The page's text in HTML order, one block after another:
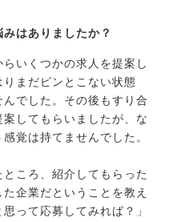
はありましたか？
いくつかの求人を提案し
まだピンとこない状態
でした。その後もすり合
してもらいましたが、な
覚は持てませんでした。
ころ、紹介してもらった
企業だということを教え
って応募してみれば？」